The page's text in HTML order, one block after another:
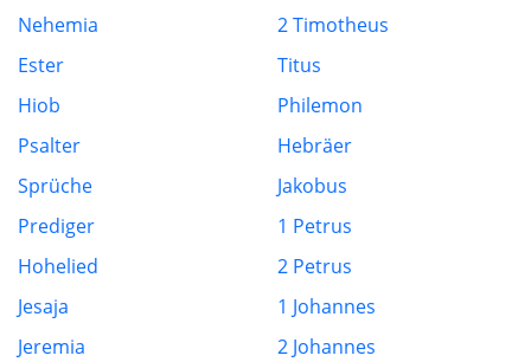
Nehemia
Ester
Hiob
Psalter
Sprüche
Prediger
Hohelied
Jesaja
Jeremia
2 Timotheus
Titus
Philemon
Hebräer
Jakobus
1 Petrus
2 Petrus
1 Johannes
2 Johannes